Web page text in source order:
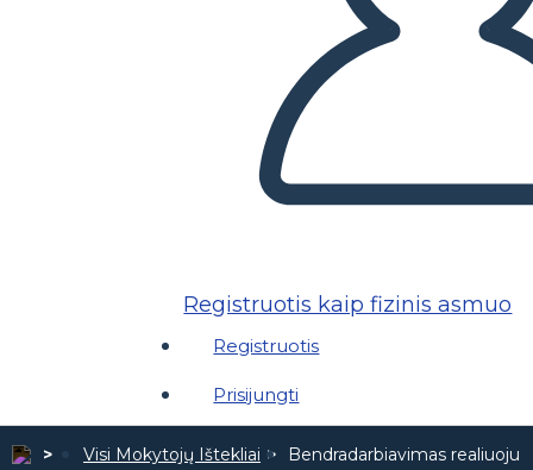
Registruotis kaip fizinis asmuo
Registruotis
Prisijungti
Visi Mokytojų Ištekliai Bendradarbiavimas realiuoju